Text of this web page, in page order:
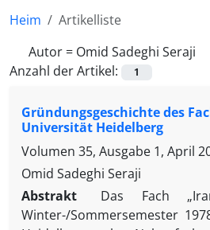
Heim
Artikelliste
Autor = Omid Sadeghi Seraji
Anzahl der Artikel:
1
Gründungsgeschichte des
Universität Heidelberg
Volumen 35, Ausgabe 1, April
Omid Sadeghi Seraji
Abstrakt
Das Fach
Winter-/Sommersemester